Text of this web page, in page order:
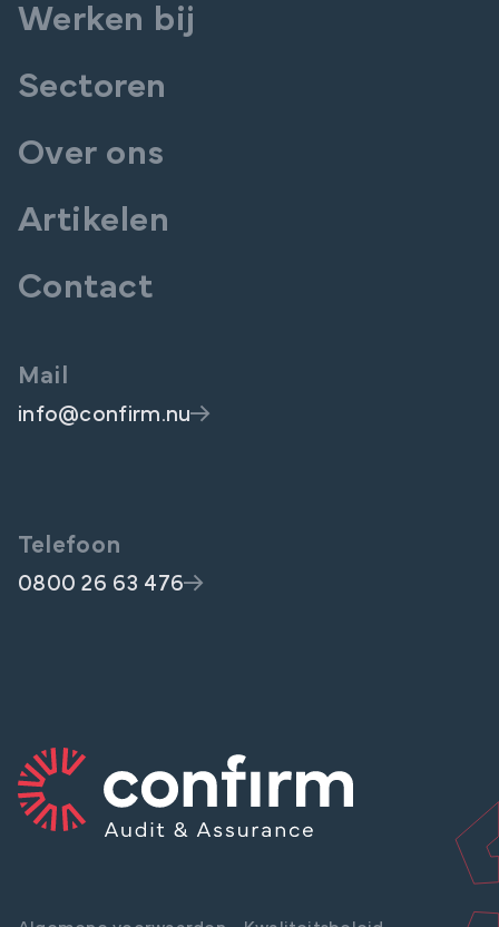
Werken bij
Sectoren
Over ons
Artikelen
Contact
Mail
info@confirm.nu
Telefoon
0800 26 63 476